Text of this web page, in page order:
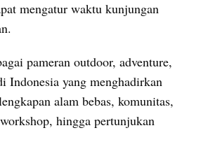
mengatur waktu kunjungan
pameran outdoor, adventure,
Indonesia yang menghadirkan
alam bebas, komunitas,
hingga pertunjukan